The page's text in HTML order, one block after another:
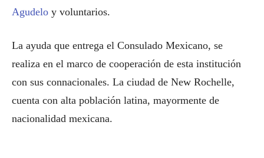
Agudelo y voluntarios.
La ayuda que entrega el Consulado Mexicano, se
realiza en el marco de cooperación de esta institución
con sus connacionales. La ciudad de New Rochelle,
cuenta con alta población latina, mayormente de
nacionalidad mexicana.